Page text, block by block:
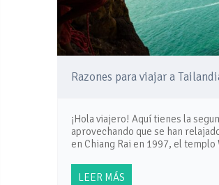
Razones para viajar a
¡Hola viajero! Aquí tienes la
aprovechando que se han
en Chiang Rai en 1997, el
LEER MÁS